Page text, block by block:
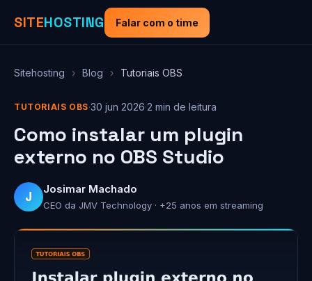
SITEHOSTING Falar com o time
Sitehosting › Blog › Tutoriais OBS
TUTORIAIS OBS·30 jun 2026·2 min de leitura
Como instalar um plugin
externo no OBS Studio
J
Josimar Machado
CEO da JMV Technology · +25 anos em streaming